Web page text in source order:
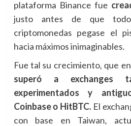
plataforma Binance fue
justo antes de que
criptomonedas pegase el
hacia máximos inimaginables.
Fue tal su crecimiento, que
superó a exchanges
experimentados y
Coinbase o HitBTC. El
con base en Taiwan,